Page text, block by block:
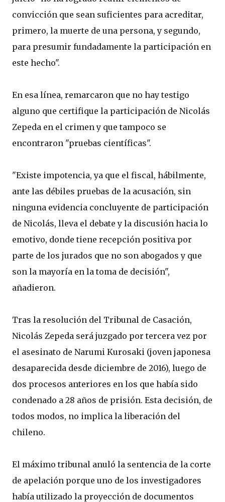
convicción que sean suficientes para acreditar,
primero, la muerte de una persona, y segundo,
para presumir fundadamente la participación en
este hecho".
En esa línea, remarcaron que no hay testigo
alguno que certifique la participación de Nicolás
Zepeda en el crimen y que tampoco se
encontraron "pruebas científicas".
"Existe impotencia, ya que el fiscal, hábilmente,
ante las débiles pruebas de la acusación, sin
ninguna evidencia concluyente de participación
de Nicolás, lleva el debate y la discusión hacia lo
emotivo, donde tiene recepción positiva por
parte de los jurados que no son abogados y que
son la mayoría en la toma de decisión",
añadieron.
Tras la resolución del Tribunal de Casación,
Nicolás Zepeda será juzgado por tercera vez por
el asesinato de Narumi Kurosaki (joven japonesa
desaparecida desde diciembre de 2016), luego de
dos procesos anteriores en los que había sido
condenado a 28 años de prisión. Esta decisión, de
todos modos, no implica la liberación del
chileno.
El máximo tribunal anuló la sentencia de la corte
de apelación porque uno de los investigadores
había utilizado la proyección de documentos